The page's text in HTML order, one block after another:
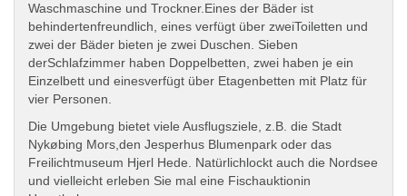
Waschmaschine und Trockner.Eines der Bäder ist
behindertenfreundlich, eines verfügt über zweiToiletten und
zwei der Bäder bieten je zwei Duschen. Sieben
derSchlafzimmer haben Doppelbetten, zwei haben je ein
Einzelbett und einesverfügt über Etagenbetten mit Platz für
vier Personen.
Die Umgebung bietet viele Ausflugsziele, z.B. die Stadt
Nykøbing Mors,den Jesperhus Blumenpark oder das
Freilichtmuseum Hjerl Hede. Natürlichlockt auch die Nordsee
und vielleicht erleben Sie mal eine Fischauktionin